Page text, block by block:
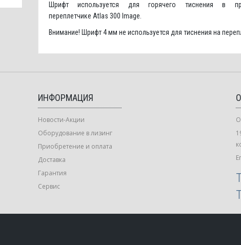
Шрифт используется для горячего тиснения в
переплетчике Atlas 300 Image.
Внимание! Шрифт 4 мм не используется для тиснения на
ИНФОРМАЦИЯ
Новости-Акции
Оборудование в лизинг
Приобретение и оплата
Доставка
Гарантия
Сервис